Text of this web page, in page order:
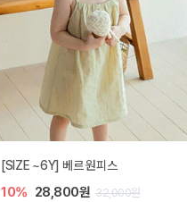
[SIZE ~6Y] 베르 원피스
10% 28,800원 32,000원